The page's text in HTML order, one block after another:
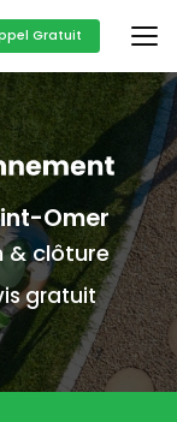
Gratuit
Omer
& clôture
gratuit